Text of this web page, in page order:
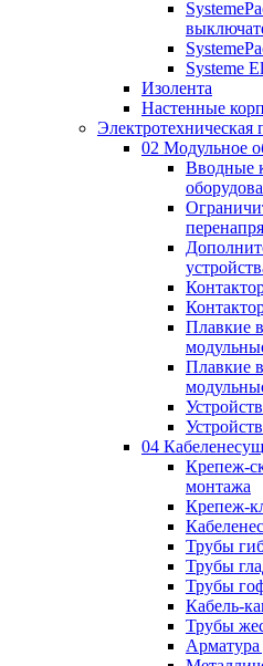
Systeme
Изолента
Настенные
02 Модульное
Вводные
Плавкие
Плавкие
04
Крепеж-
монтажа
Крепеж-
Трубы
Трубы
Трубы
Кабель-
Трубы